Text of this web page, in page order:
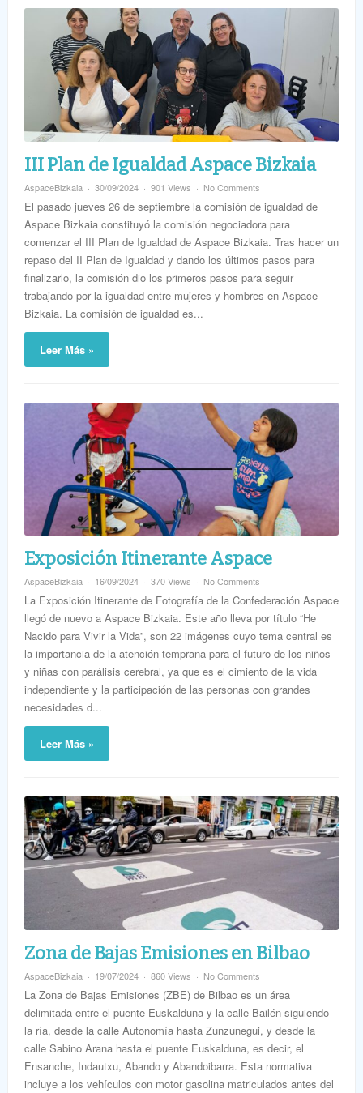
III Plan de Igualdad Aspace Bizkaia
AspaceBizkaia 30/09/2024 901 Views No Comments
El pasado jueves 26 de septiembre la comisión de igualdad de
Aspace Bizkaia constituyó la comisión negociadora para
comenzar el III Plan de Igualdad de Aspace Bizkaia. Tras hacer un
repaso del II Plan de Igualdad y dando los últimos pasos para
finalizarlo, la comisión dio los primeros pasos para seguir
trabajando por la igualdad entre mujeres y hombres en Aspace
Bizkaia. La comisión de igualdad es...
Leer Más »
Exposición Itinerante Aspace
AspaceBizkaia 16/09/2024 370 Views No Comments
La Exposición Itinerante de Fotografía de la Confederación Aspace
llegó de nuevo a Aspace Bizkaia. Este año lleva por título “He
Nacido para Vivir la Vida”, son 22 imágenes cuyo tema central es
la importancia de la atención temprana para el futuro de los niños
y niñas con parálisis cerebral, ya que es el cimiento de la vida
independiente y la participación de las personas con grandes
necesidades d...
Leer Más »
Zona de Bajas Emisiones en Bilbao
AspaceBizkaia 19/07/2024 860 Views No Comments
La Zona de Bajas Emisiones (ZBE) de Bilbao es un área
delimitada entre el puente Euskalduna y la calle Bailén siguiendo
la ría, desde la calle Autonomía hasta Zunzunegui, y desde la
calle Sabino Arana hasta el puente Euskalduna, es decir, el
Ensanche, Indautxu, Abando y Abandoibarra. Esta normativa
incluye a los vehículos con motor gasolina matriculados antes del